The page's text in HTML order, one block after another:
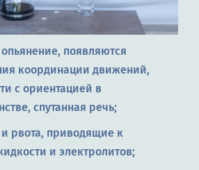
появляются
координации движений,
с ориентацией в
спутанная речь;
рвота, приводящие к
и электролитов;